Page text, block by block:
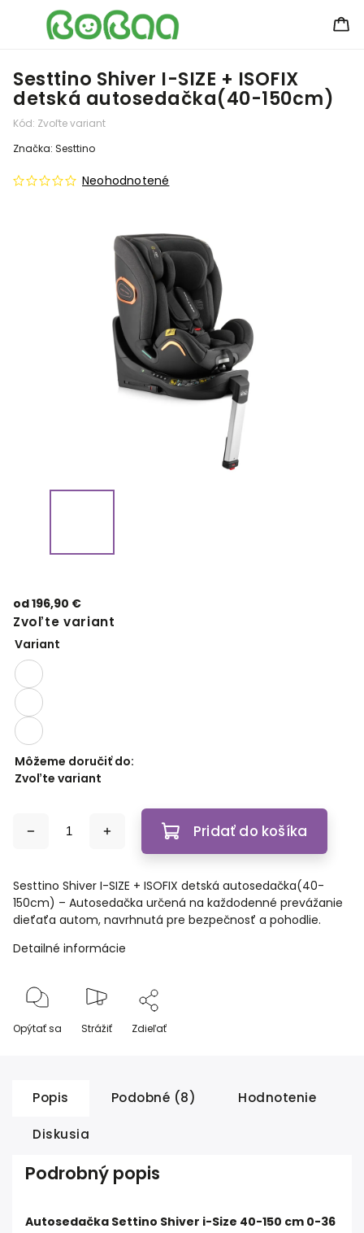
Sesttino Shiver I-SIZE + ISOFIX
detská autosedačka(40-150cm)
Kód: Zvoľte variant
Neohodnotené
Značka: Sesttino
od196,90 €
Zvoľte variant
Variant
Môžeme doručiť do:
Zvoľte variant
Pridať do košíka
Sesttino Shiver I-SIZE + ISOFIX detská autosedačka(40-
150cm) – Autosedačka určená na každodenné prevážanie
dieťaťa autom, navrhnutá pre bezpečnosť a pohodlie.
Detailné informácie
Opýtať sa Strážiť Zdieľať
Popis Podobné (8) Hodnotenie
Diskusia
Podrobný popis
Autosedačka Settino Shiver i-Size 40-150 cm 0-36